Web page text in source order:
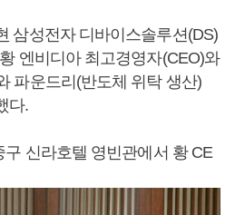
삼성전자 디바이스솔루션(DS)
엔비디아 최고경영자(CEO)와
파운드리(반도체 위탁 생산)
다.
신라호텔 영빈관에서 황 CE